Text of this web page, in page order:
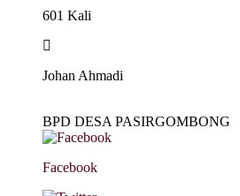
601 Kali
Johan Ahmadi
BPD DESA PASIRGOMBONG
Facebook